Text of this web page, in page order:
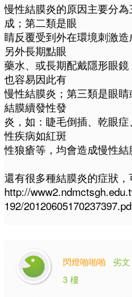
慢性結膜炎的原因主要分
成；第二類是眼
睛反覆受到外在環境刺激
另外長期點眼
藥水、或長期配戴隱形眼
也容易因此有
慢性結膜炎；第三類是眼
結膜續發性發
炎，如：睫毛倒插、乾眼
性疾病如紅斑
性狼瘡等，均會造成慢性結
還有很多種結膜炎的症狀
http://
192/
閃燈啪啪啪 劣
3 樓